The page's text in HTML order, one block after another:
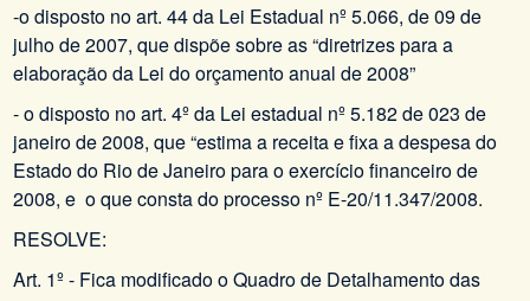
-o disposto no art. 44 da Lei Estadual nº 5.066, de 09 de
julho de 2007, que dispõe sobre as “diretrizes para a
elaboração da Lei do orçamento anual de 2008”
- o disposto no art. 4º da Lei estadual nº 5.182 de 023 de
janeiro de 2008, que “estima a receita e fixa a despesa do
Estado do Rio de Janeiro para o exercício financeiro de
2008, e o que consta do processo nº E-20/11.347/2008.
RESOLVE:
Art. 1º - Fica modificado o Quadro de Detalhamento das